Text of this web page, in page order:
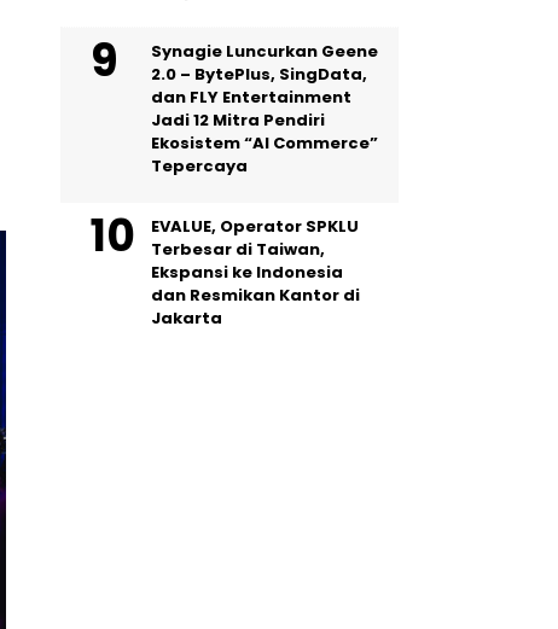
Synagie Luncurkan Geene
2.0 – BytePlus, SingData,
dan FLY Entertainment
Jadi 12 Mitra Pendiri
Ekosistem “AI Commerce”
Tepercaya
EVALUE, Operator SPKLU
Terbesar di Taiwan,
Ekspansi ke Indonesia
dan Resmikan Kantor di
Jakarta